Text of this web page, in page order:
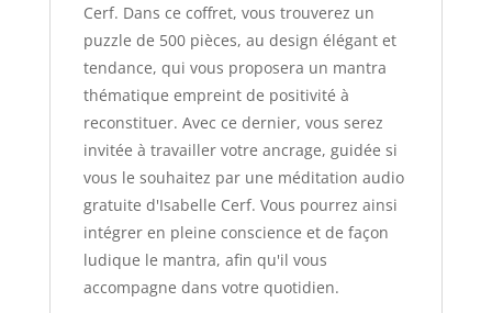
Cerf. Dans ce coffret, vous trouverez un
puzzle de 500 pièces, au design élégant et
tendance, qui vous proposera un mantra
thématique empreint de positivité à
reconstituer. Avec ce dernier, vous serez
invitée à travailler votre ancrage, guidée si
vous le souhaitez par une méditation audio
gratuite d'Isabelle Cerf. Vous pourrez ainsi
intégrer en pleine conscience et de façon
ludique le mantra, afin qu'il vous
accompagne dans votre quotidien.